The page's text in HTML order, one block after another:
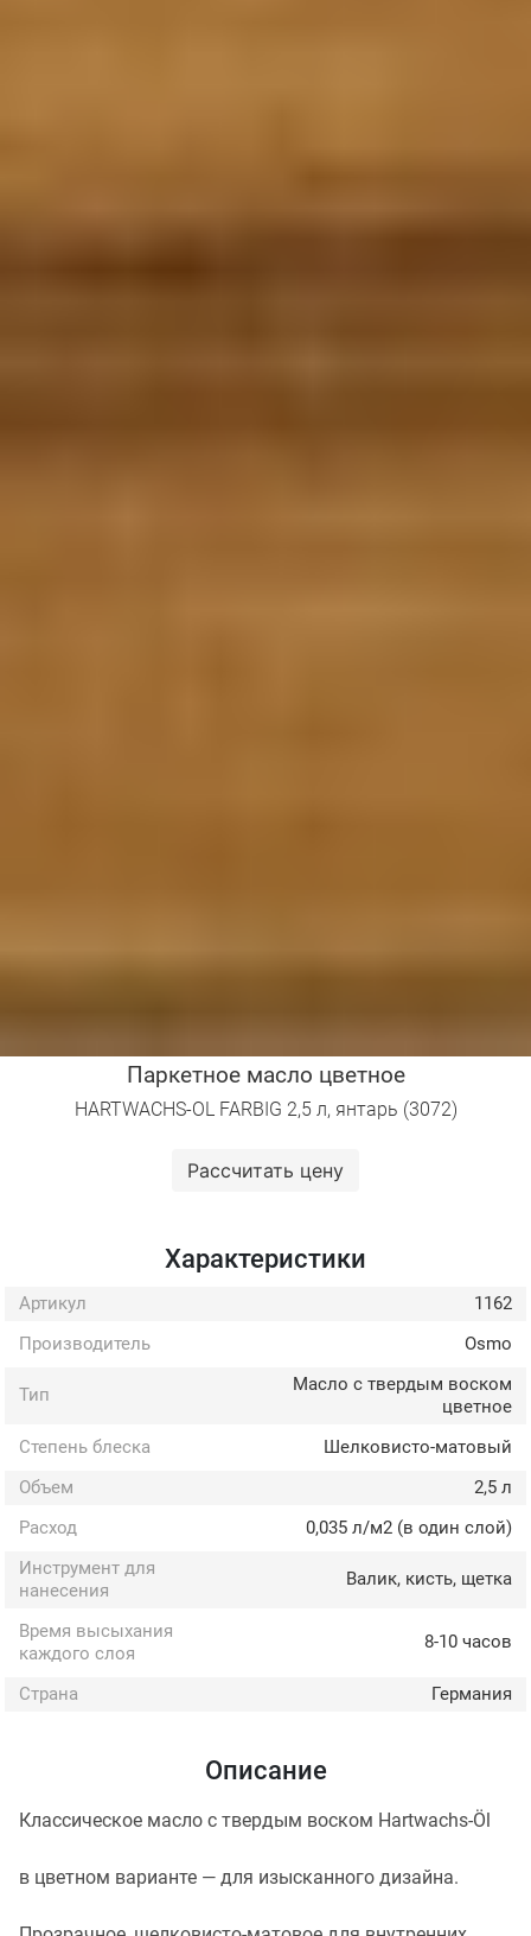
Паркетное масло цветное
HARTWACHS-OL FARBIG 2,5 л, янтарь (3072)
Рассчитать цену
Характеристики
Артикул
1162
Производитель
Osmo
Тип
Масло с твердым воском
цветное
Степень блеска
Шелковисто-матовый
Объем
2,5 л
Расход
0,035 л/м2 (в один слой)
Инструмент для
нанесения
Валик, кисть, щетка
Время высыхания
каждого слоя
8-10 часов
Страна Германия
Описание
Классическое масло с твердым воском Hartwachs-Öl
в цветном варианте — для изысканного дизайна.